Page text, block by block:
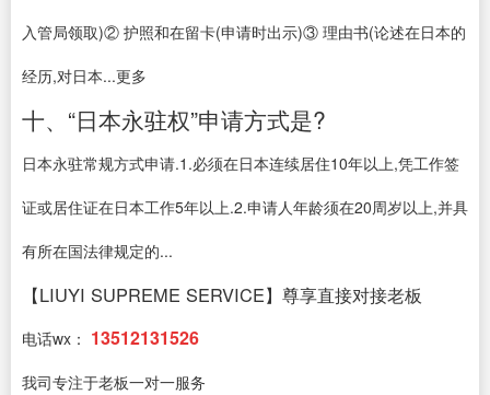
入管局领取)② 护照和在留卡(申请时出示)③ 理由书(论述在日本的
经历,对日本...更多
十、“日本永驻权”申请方式是?
日本永驻常规方式申请.1.必须在日本连续居住10年以上,凭工作签
证或居住证在日本工作5年以上.2.申请人年龄须在20周岁以上,并具
有所在国法律规定的...
【LIUYI SUPREME SERVICE】尊享直接对接老板
电话wx： 13512131526
我司专注于老板一对一服务